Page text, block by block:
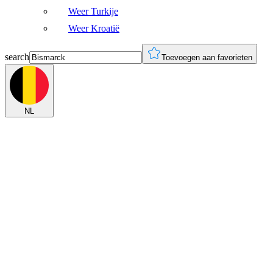
Weer Turkije
Weer Kroatië
search Toevoegen aan favorieten
NL